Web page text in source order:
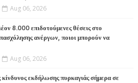
Aug 06, 2026
8.000 επιδοτούμενες θέσεις στο
ανέργων, ποιοι μπορούν να
Aug 06, 2026
εκδήλωσης πυρκαγιάς σήμερα σε